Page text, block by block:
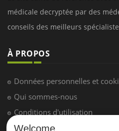
médicale decryptée par des
conseils des meilleurs
À PROPOS
Données personnelles et
Qui sommes-nous
Conditions d'utilisation
Plan du site
Welcome